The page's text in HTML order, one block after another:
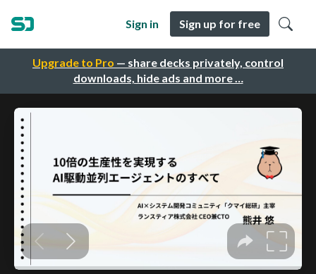
Upgrade to Pro — share decks privately, control
downloads, hide ads and more …
Sign in Sign up for free